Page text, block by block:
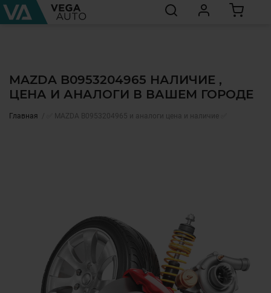
MAZDA B0953204965 НАЛИЧИЕ ,
ЦЕНА И АНАЛОГИ В ВАШЕМ ГОРОДЕ
Главная ✅ MAZDA B0953204965 и аналоги цена и наличие ✅